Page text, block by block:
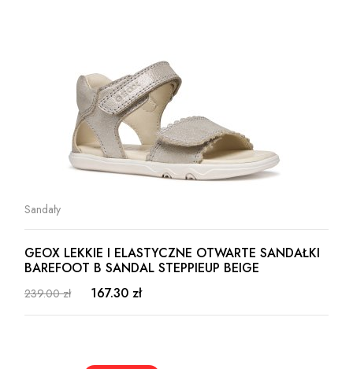
Sandały
GEOX LEKKIE I ELASTYCZNE OTWARTE SANDAŁKI
BAREFOOT B SANDAL STEPPIEUP BEIGE
239.00 zł 167.30 zł